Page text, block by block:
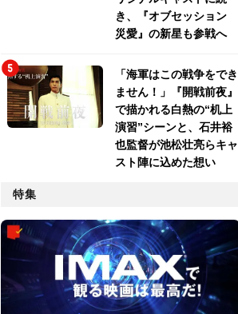
き、『オブセッション
災愛』の新星も参戦へ
「海軍はこの戦争をでき
ません！」『開戦前夜』
で描かれる白熱の“机上
演習”シーンと、石井裕
也監督が池松壮亮らキャ
スト陣に込めた想い
特集